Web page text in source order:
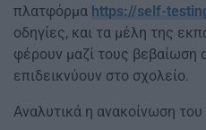
πλατφόρμα https://self-
οδηγίες, και τα μέλη της
φέρουν μαζί τους βεβαίωση
επιδεικνύουν στο σχολείο.
Αναλυτικά η ανακοίνωση